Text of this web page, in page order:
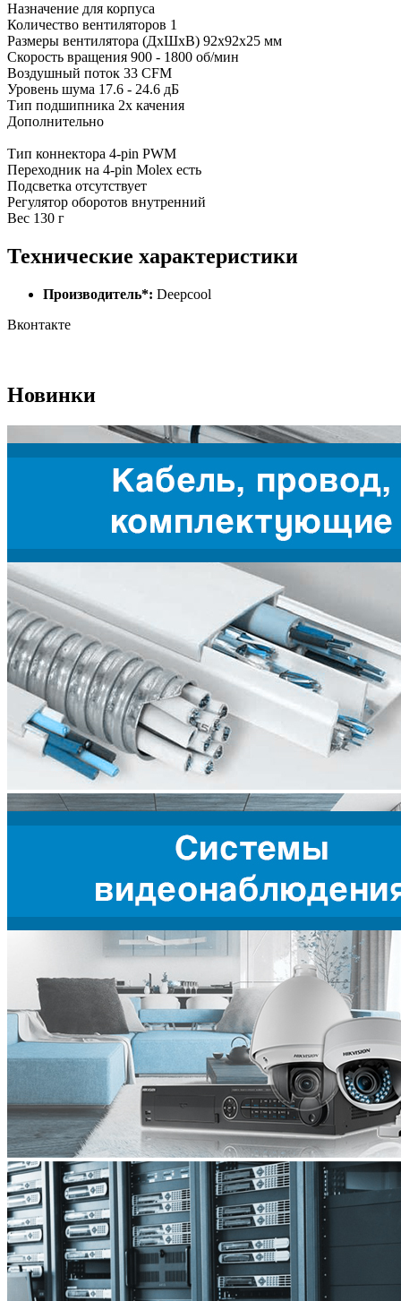
Назначение для корпуса
Количество вентиляторов 1
Размеры вентилятора (ДхШхВ) 92x92x25 мм
Скорость вращения 900 - 1800 об/мин
Воздушный поток 33 CFM
Уровень шума 17.6 - 24.6 дБ
Тип подшипника 2х качения
Дополнительно
Тип коннектора 4-pin PWM
Переходник на 4-pin Molex есть
Подсветка отсутствует
Регулятор оборотов внутренний
Вес 130 г
Технические характеристики
Производитель*: Deepcool
Вконтакте
Новинки